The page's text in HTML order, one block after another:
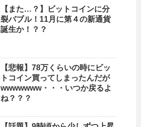
【また…？】ビットコインに分
裂バブル！11月に第４の新通貨
誕生か！？？
【悲報】78万くらいの時にビッ
トコイン買ってしまったんだが
wwwwwww・・・いつか戻るよ
ね？？？